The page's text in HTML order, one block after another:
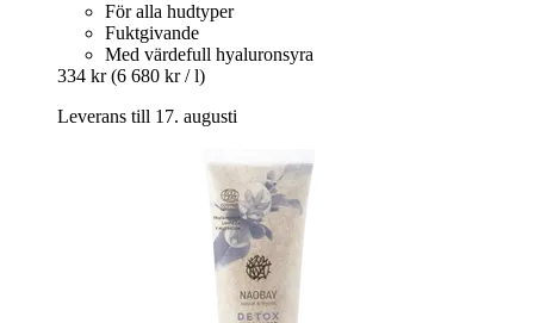
För alla hudtyper
Fuktgivande
Med värdefull hyaluronsyra
334 kr (6 680 kr / l)
Leverans till 17. augusti